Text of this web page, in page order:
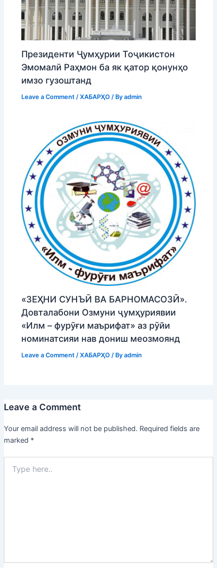
Президенти Ҷумҳурии Тоҷикистон
Эмомалӣ Раҳмон ба як қатор қонунҳо
имзо гузоштанд
Leave a Comment /ХАБАРҲО / Byadmin
«ЗЕҲНИ СУНЪӢ ВА БАРНОМАСОЗӢ».
Довталабони Озмуни ҷумҳуриявии
«Илм – фурӯғи маърифат» аз рӯйи
номинатсияи нав дониш меозмоянд
Leave a Comment /ХАБАРҲО / Byadmin
Leave a Comment
Your email address will not be published. Required fields are
marked *
here..